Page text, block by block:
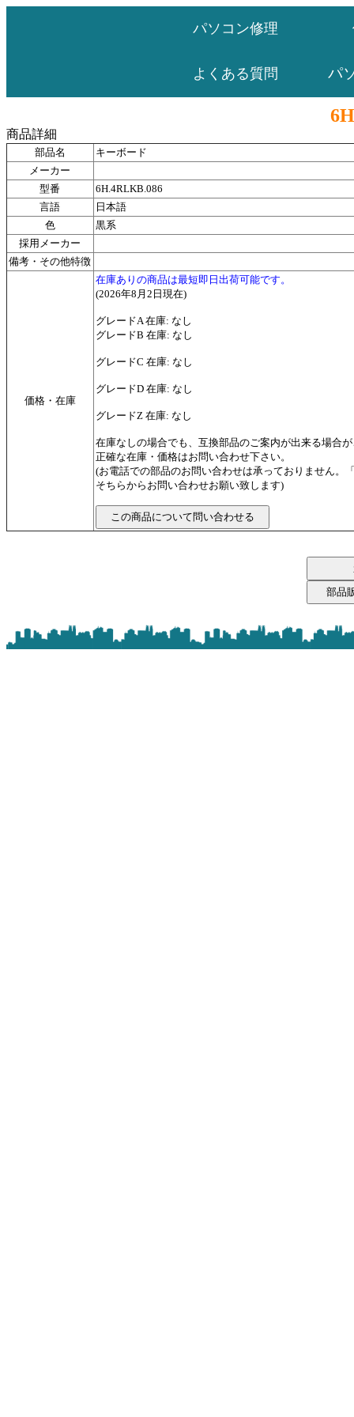
パソコン修理
よくある質問 パ
商品詳細
部品名
キーボード
メーカー
型番
6H.4RLKB.086
言語
日本語
色
黒系
採用メーカー
備考・その他特徴
価格・在庫
在庫ありの商品は最短即日出荷可能です。
(2026年8月2日現在)
グレードA 在庫: なし
グレードB 在庫: なし
グレードC 在庫: なし
グレードD 在庫: なし
グレードZ 在庫: なし
在庫なしの場合でも、互換部品のご案内が出来る場合
正確な在庫・価格はお問い合わせ下さい。
(お電話での部品のお問い合わせは承っておりません。
そちらからお問い合わせお願い致します)